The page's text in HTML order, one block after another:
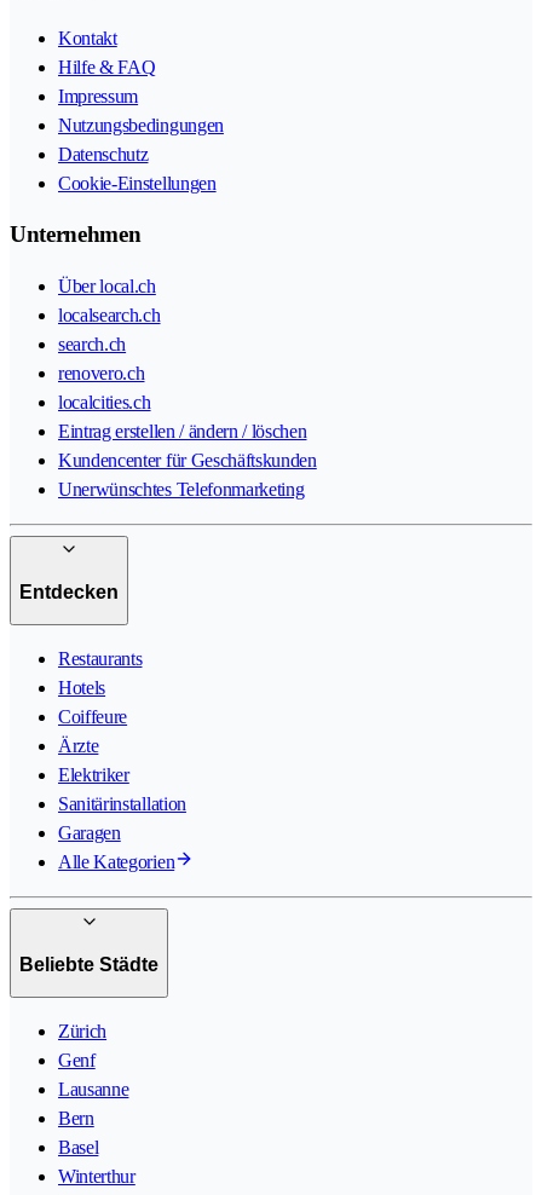
Kontakt
Hilfe & FAQ
Impressum
Nutzungsbedingungen
Datenschutz
Cookie-Einstellungen
Unternehmen
Über local.ch
localsearch.ch
search.ch
renovero.ch
localcities.ch
Eintrag erstellen / ändern / löschen
Kundencenter für Geschäftskunden
Unerwünschtes Telefonmarketing
Entdecken
Restaurants
Hotels
Coiffeure
Ärzte
Elektriker
Sanitärinstallation
Garagen
Alle Kategorien
Beliebte Städte
Zürich
Genf
Lausanne
Bern
Basel
Winterthur